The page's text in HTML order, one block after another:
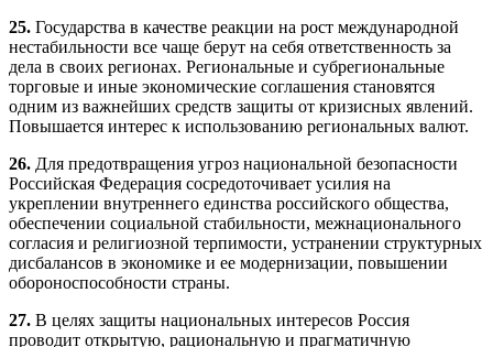
25. Государства в качестве реакции на рост международной
нестабильности все чаще берут на себя ответственность за
дела в своих регионах. Региональные и субрегиональные
торговые и иные экономические соглашения становятся
одним из важнейших средств защиты от кризисных явлений.
Повышается интерес к использованию региональных валют.
26. Для предотвращения угроз национальной безопасности
Российская Федерация сосредоточивает усилия на
укреплении внутреннего единства российского общества,
обеспечении социальной стабильности, межнационального
согласия и религиозной терпимости, устранении структурных
дисбалансов в экономике и ее модернизации, повышении
обороноспособности страны.
27. В целях защиты национальных интересов Россия
проводит открытую, рациональную и прагматичную